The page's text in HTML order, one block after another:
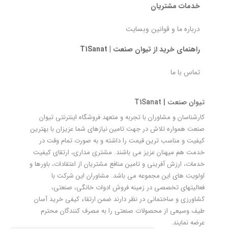
خدمات مشتریان
درباره ما و قوانین وبسایت
راهنمای خرید از تیوان صنعت | T1Sanat
تماس با ما
تیوان صنعت | T1Sanat
کارشناسان و مشاوران با تجربه و متعهد فروشگاه اینترنتی تیوان
صنعت همواره تلاش در جهت تامین نیازهای شما عزیزان با بهترین
کیفیت و مناسب ترین قیمت را داشته و به صورت تمام وقت در
خدمت هم میهنان عزیز می باشند. مشتری مداری، ارتقای کیفیت
خدمات، ارزش آفرینی و تامین منافع مشتریان از اعتقادات، باورها و
اولویت های این مجموعه می باشد. مشاوران این شرکت با
فعالیتهای تخصصی در زمینه فروش ادوات خانگی، صنعتی،
کشاورزی و ساختمانی در نظر دارند ضمن ارتقاء کیفی خرید آسان
طیف وسیعی از محصولات صنعتی را به مصرف کنندگان محترم
عرضه نمایند.